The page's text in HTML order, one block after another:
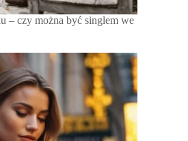
– czy można być singlem we